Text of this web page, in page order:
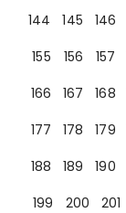
144
145 146
155
156 157
166
167 168
177
178 179
188
189 190
199
200 201